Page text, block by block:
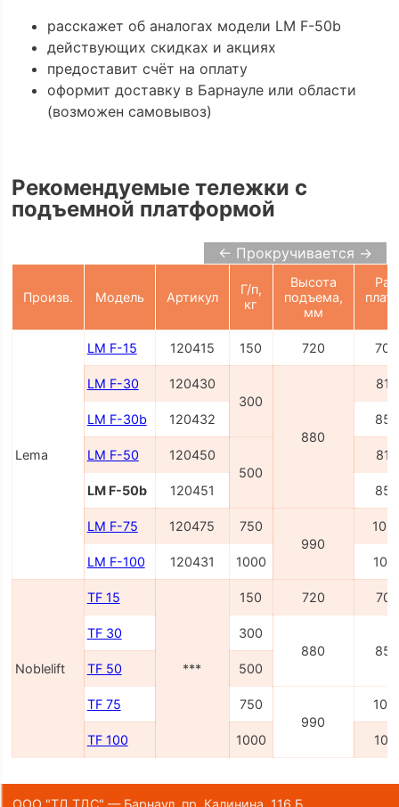
расскажет об аналогах модели LM F-50b
действующих скидках и акциях
предоставит счёт на оплату
оформит доставку в Барнауле или области
(возможен самовывоз)
Рекомендуемые тележки с
подъемной платформой
← Прокручивается →
Произв. Модель Артикул
Г/п,
кг
Высота
подъема,
мм
Lema
LM F-15 120415 150 720
LM F-30
120430
300
880
LM F-30b 120432
LM F-50
120450
500
LM F-50b 120451
LM F-75 120475
750
990
LM F-100 120431 1000
Noblelift
TF 15
***
150 720
TF 30
300
880
TF 50
500
TF 75
750
990
TF 100 1000
ООО "ТД ТДС" — Барнаул, пр. Калинина, 116 Б,